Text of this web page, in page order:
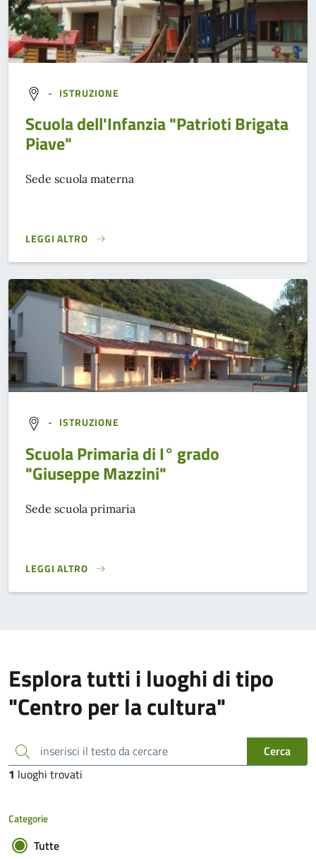
- ISTRUZIONE
Scuola dell'Infanzia "Patrioti Brigata
Piave"
Sede scuola materna
LEGGI ALTRO
}
- ISTRUZIONE
Scuola Primaria di I° grado
"Giuseppe Mazzini"
Sede scuola primaria
LEGGI ALTRO
}
Esplora tutti i luoghi di tipo
"Centro per la cultura"
inserisci il testo da cercare
Cerca
1 luoghi trovati
Categorie
Tutte